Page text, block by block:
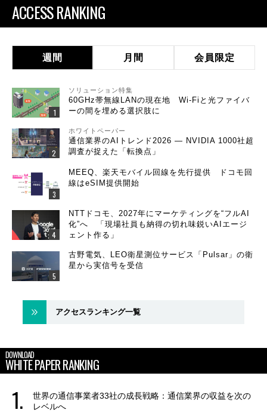
ACCESS RANKING
週間 月間 会員限定
ソリューション特集
60GHz帯無線LANの現在地 Wi-Fiと光ファイバ
ーの間を埋める選択肢に
ホワイトペーパー
通信業界のAIトレンド2026 ― NVIDIA 1000社超
調査が捉えた「転換点」
MEEQ、楽天モバイル回線を先行提供 ドコモ回
線はeSIM提供開始
NTTドコモ、2027年にマーケティングを“フルAI
化”へ 「現場社員も納得の切れ味鋭いAIエージ
ェント作る」
古野電気、LEO衛星測位サービス「Pulsar」の衛
星から実信号を受信
アクセスランキング一覧
DOWNLOAD
WHITE PAPER RANKING
世界の通信事業者33社の成長戦略：通信業界の収益を次の
レベルへ